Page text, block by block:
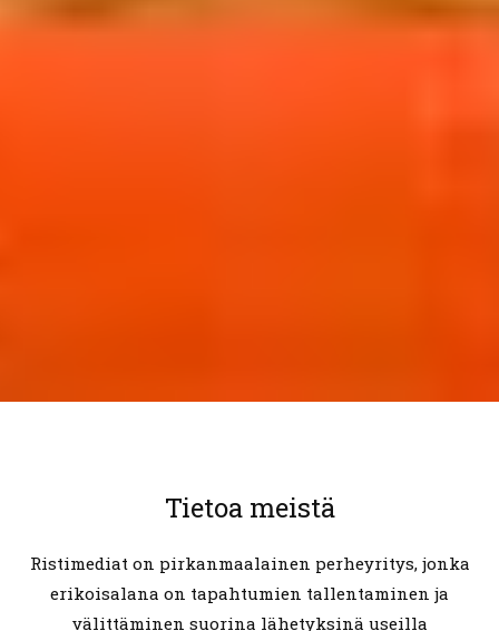
Tietoa meistä
Ristimediat on pirkanmaalainen perheyritys, jonka
erikoisalana on tapahtumien tallentaminen ja
välittäminen suorina lähetyksinä useilla